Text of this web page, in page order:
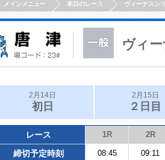
メインメニュー 本日のレース ヴィーナスシ
ヴィ
2月14日
初日
2月15日
２日目
レース 1R 2R
締切予定時刻 08:45 09:11